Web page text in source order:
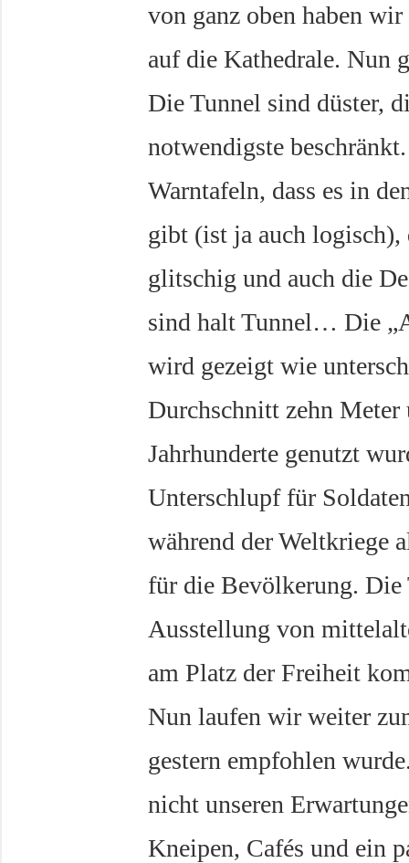
von ganz oben haben
auf die Kathedrale. Nun
Die Tunnel sind düster,
notwendigste
Warntafeln, dass es in
gibt (ist ja auch logisch),
glitschig und auch die
sind halt Tunnel… Die
wird gezeigt wie
Durchschnitt zehn Meter
Jahrhunderte genutzt
Unterschlupf für
während der Weltkriege
für die Bevölkerung. Die
Ausstellung von
am Platz der Freiheit
Nun laufen wir weiter
gestern empfohlen
nicht unseren
Kneipen, Cafés und ein